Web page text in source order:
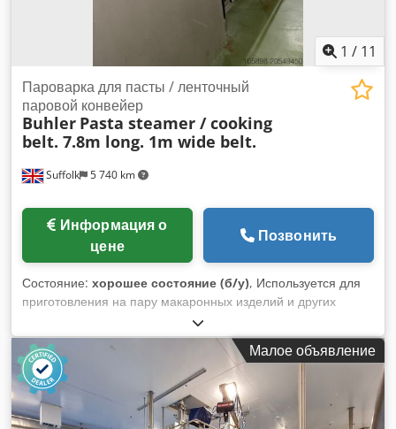
1 / 11
Suffolk 5 740 km
Пароварка для пасты / ленточный
паровой конвейер
Buhler Pasta steamer / cooking
belt. 7.8m long. 1m wide belt.
цене
Позвонить
Состояние: хорошее состояние (б/у), Используется для
приготовления на пару макаронных изделий и других
продуктов питания. Отличное состояние, в наличии
немедленно. Cjdpexxd Imsfx Adzorf
Малое объявление